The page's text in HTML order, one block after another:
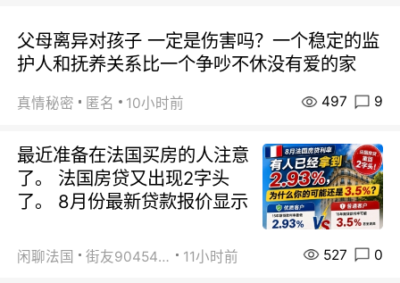
父母离异对孩子 一定是伤害吗？一个稳定的监
护人和抚养关系比一个争吵不休没有爱的家
真情秘密 匿名 10小时前 497 9
最近准备在法国买房的人注意
了。 法国房贷又出现2字头
了。 8月份最新贷款报价显示
闲聊法国 街友90454511 11小时前 527 0